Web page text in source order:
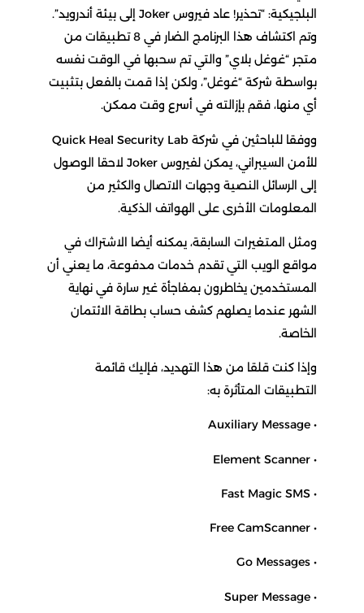
البلجيكية: “تحذير! عاد فيروس Joker إلى بيئة أندرويد”.
وتم اكتشاف هذا البرنامج الضار في 8 تطبيقات من
متجر “غوغل بلاي” والتي تم سحبها في الوقت نفسه
بواسطة شركة “غوغل”، ولكن إذا قمت بالفعل بتثبيت
أي منها، فقم بإزالته في أسرع وقت ممكن.
ووفقا للباحثين في شركة Quick Heal Security Lab
للأمن السيبراني، يمكن لفيروس Joker لاحقا الوصول
إلى الرسائل النصية وجهات الاتصال والكثير من
المعلومات الأخرى على الهواتف الذكية.
ومثل المتغيرات السابقة، يمكنه أيضا الاشتراك في
مواقع الويب التي تقدم خدمات مدفوعة، ما يعني أن
المستخدمين يخاطرون بمفاجأة غير سارة في نهاية
الشهر عندما يصلهم كشف حساب بطاقة الائتمان
الخاصة.
وإذا كنت قلقا من هذا التهديد، فإليك قائمة
التطبيقات المتأثرة به: